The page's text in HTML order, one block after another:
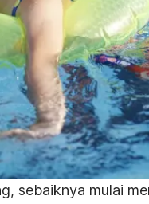
sebaiknya mulai